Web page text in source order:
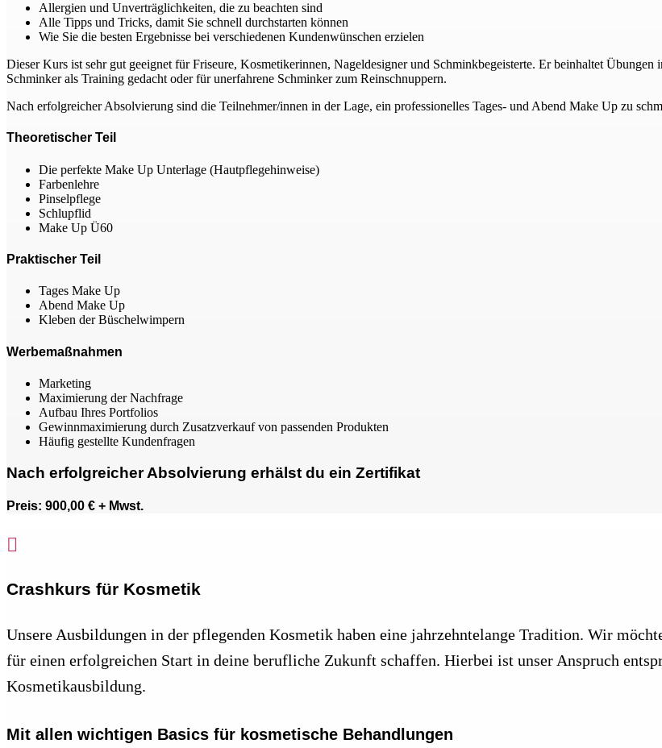
Allergien und Unverträglichkeiten, die zu beachten sind
Alle Tipps und Tricks, damit Sie schnell durchstarten können
Wie Sie die besten Ergebnisse bei verschiedenen Kundenwünschen erzielen
Dieser Kurs ist sehr gut geeignet für Friseure, Kosmetikerinnen, Nageldesigner und Schminkbegeisterte. Er beinhaltet
Schminker als Training gedacht oder für unerfahrene Schminker zum Reinschnuppern.
Nach erfolgreicher Absolvierung sind die Teilnehmer/innen in der Lage, ein professionelles Tages- und Abend Make Up zu
Theoretischer Teil
Die perfekte Make Up Unterlage (Hautpflegehinweise)
Farbenlehre
Pinselpflege
Schlupflid
Make Up Ü60
Praktischer Teil
Tages Make Up
Abend Make Up
Kleben der Büschelwimpern
Werbemaßnahmen
Marketing
Maximierung der Nachfrage
Aufbau Ihres Portfolios
Gewinnmaximierung durch Zusatzverkauf von passenden Produkten
Häufig gestellte Kundenfragen
Nach erfolgreicher Absolvierung erhälst du ein Zertifikat
Preis: 900,00 € + Mwst.

Crashkurs für Kosmetik
Unsere Ausbildungen in der pflegenden Kosmetik haben eine jahrzehntelange Tradition. Wir
für einen erfolgreichen Start in deine berufliche Zukunft schaffen. Hierbei ist unser Anspruch
Kosmetikausbildung.
Mit allen wichtigen Basics für kosmetische Behandlungen